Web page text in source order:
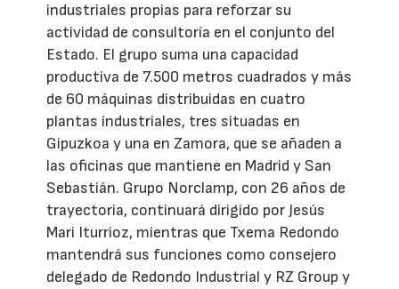
industriales propias para reforzar su
actividad de consultoría en el conjunto del
Estado. El grupo suma una capacidad
productiva de 7.500 metros cuadrados y más
de 60 máquinas distribuidas en cuatro
plantas industriales, tres situadas en
Gipuzkoa y una en Zamora, que se añaden a
las oficinas que mantiene en Madrid y San
Sebastián. Grupo Norclamp, con 26 años de
trayectoria, continuará dirigido por Jesús
Mari Iturrioz, mientras que Txema Redondo
mantendrá sus funciones como consejero
delegado de Redondo Industrial y RZ Group y